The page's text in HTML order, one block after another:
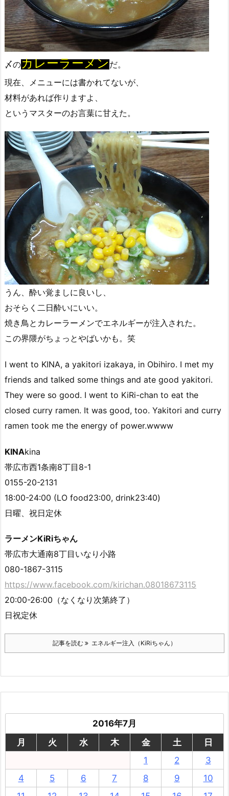
〆のカレーラーメンだ。
現在、メニューには書かれてないが、
材料があれば作りますよ、
というマスターのお言葉に甘えた。
うん、酔い覚ましに良いし、
おそらく二日酔いにいい。
焼き鳥とカレーラーメンでエネルギーが注入された。
この界隈がちょっとやばいかも。笑
I went to KINA, a yakitori izakaya, in Obihiro. I met my
friends and talked some things and ate good yakitori.
They were so good. I went to KiRi-chan to eat the
closed curry ramen. It was good, too. Yakitori and curry
ramen took me the energy of power.wwww
KINAkina
帯広市西1条南8丁目8-1
0155-20-2131
18:00-24:00 (LO food23:00, drink23:40)
日曜、祝日定休
ラーメンKiRiちゃん
帯広市大通南8丁目いなり小路
080-1867-3115
https://www.facebook.com/kirichan.08018673115
20:00-26:00（なくなり次第終了）
日祝定休
記事を読む エネルギー注入（KiRiちゃん）
2016年7月
月
火 水 木 金 土
日
1
2
3
4
5 6 7 8 9
10